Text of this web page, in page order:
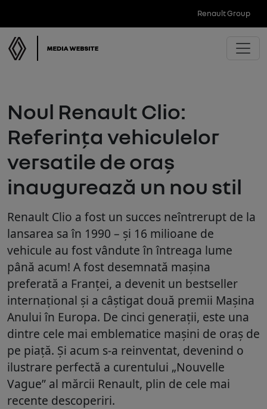
Renault Group
Noul Renault Clio:
Referința vehiculelor
versatile de oraș
inaugurează un nou stil
Renault Clio a fost un succes neîntrerupt de la
lansarea sa în 1990 – și 16 milioane de
vehicule au fost vândute în întreaga lume
până acum! A fost desemnată mașina
preferată a Franței, a devenit un bestseller
internațional și a câștigat două premii Mașina
Anului în Europa. De cinci generații, este una
dintre cele mai emblematice mașini de oraș de
pe piață. Și acum s-a reinventat, devenind o
ilustrare perfectă a curentului „Nouvelle
Vague” al mărcii Renault, plin de cele mai
recente descoperiri.